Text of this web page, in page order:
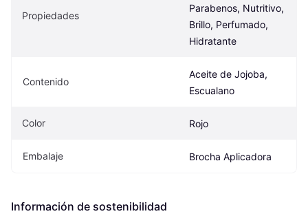
Propiedades
Parabenos, Nutritivo,
Brillo, Perfumado,
Hidratante
Contenido
Aceite de Jojoba,
Escualano
Color Rojo
Embalaje Brocha Aplicadora
Información de sostenibilidad